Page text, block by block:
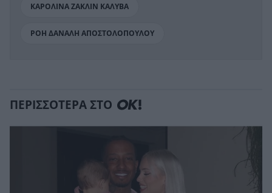
ΚΑΡΟΛΙΝΑ ΖΑΚΛΙΝ ΚΑΛΥΒΑ
ΡΟΗ ΔΑΝΑΛΗ ΑΠΟΣΤΟΛΟΠΟΥΛΟΥ
ΠΕΡΙΣΣΟΤΕΡΑ ΣΤΟ